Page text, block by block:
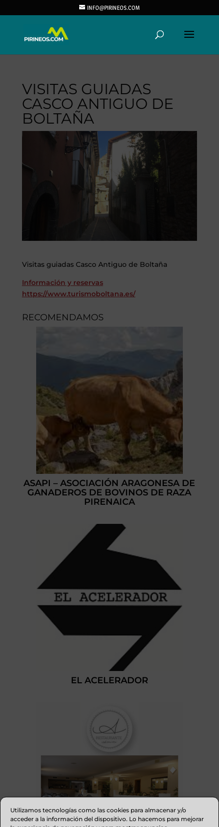
Utilizamos tecnologías como las cookies para almacenar y/o
acceder a la información del dispositivo. Lo hacemos para mejorar
INFO@PIRINEOS.COM
VISITAS GUIADAS
CASCO ANTIGUO DE
BOLTAÑA
Visitas guiadas Casco Antiguo de Boltaña
Información y reservas
https://www.turismoboltana.es/
RECOMENDAMOS
ASAPI – ASOCIACIÓN ARAGONESA DE
GANADEROS DE BOVINOS DE RAZA
PIRENAICA
EL ACELERADOR